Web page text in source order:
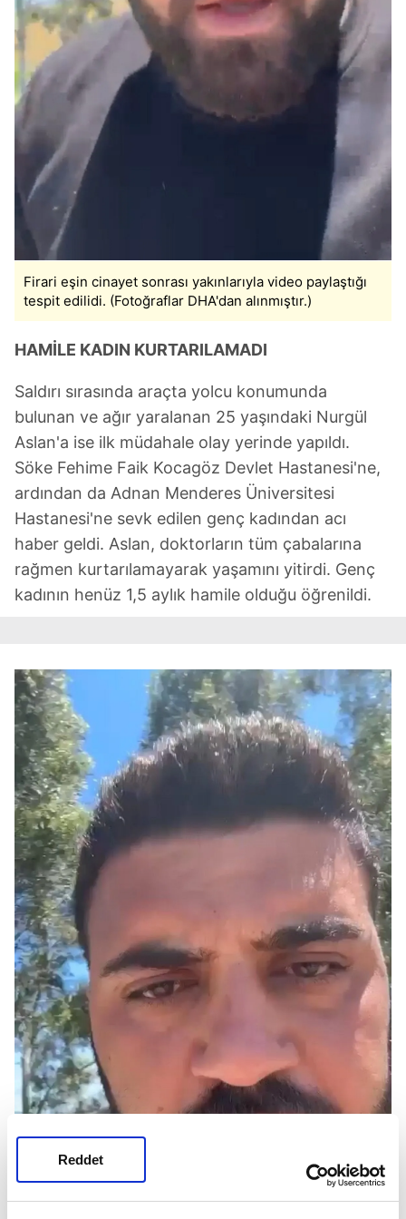
Reddet
Firari eşin cinayet sonrası yakınlarıyla video paylaştığı
tespit edilidi. (Fotoğraflar DHA'dan alınmıştır.)
HAMİLE KADIN KURTARILAMADI
Saldırı sırasında araçta yolcu konumunda
bulunan ve ağır yaralanan 25 yaşındaki Nurgül
Aslan'a ise ilk müdahale olay yerinde yapıldı.
Söke Fehime Faik Kocagöz Devlet Hastanesi'ne,
ardından da Adnan Menderes Üniversitesi
Hastanesi'ne sevk edilen genç kadından acı
haber geldi. Aslan, doktorların tüm çabalarına
rağmen kurtarılamayarak yaşamını yitirdi. Genç
kadının henüz 1,5 aylık hamile olduğu öğrenildi.